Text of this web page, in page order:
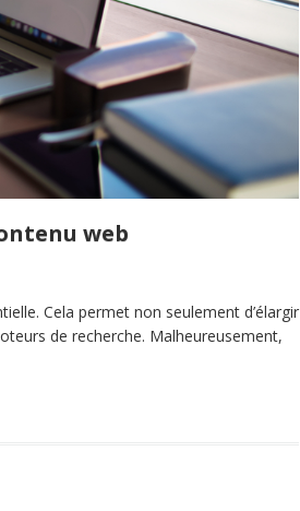
web
Cela permet non seulement d’élargir
de recherche. Malheureusement,